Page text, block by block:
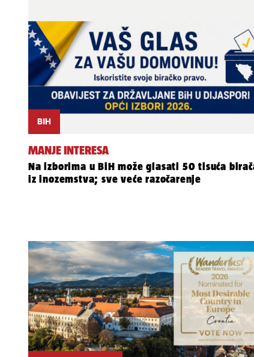
BIH
MANJE INTERESA
Na izborima u BiH može glasati 50 tisuća
iz inozemstva; sve veće razočarenje